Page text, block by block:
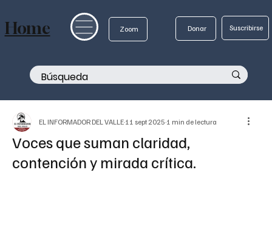
Zoom Donar Suscribirse
Home
Voces que suman claridad,
contención y mirada crítica.
EL INFORMADOR DEL VALLE 11 sept 2025 1 min de lectura